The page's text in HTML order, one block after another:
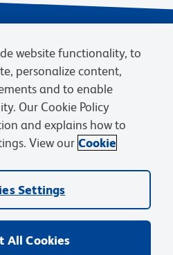
Cookies Settings
other trademarks are owned by
(“BD”) or their respective owners.
website functionality, to
personalize content,
and to enable
Our Cookie Policy
and explains how to
View our Cookie
Settings
All Cookies